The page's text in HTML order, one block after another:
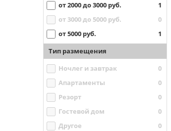
от 2000 до 3000 руб.
1
от 3000 до 5000 руб.
0
от 5000 руб.
1
Тип размещения
Ночлег и завтрак
0
Апартаменты
0
Резорт
0
Гостевой дом
0
Другое
0